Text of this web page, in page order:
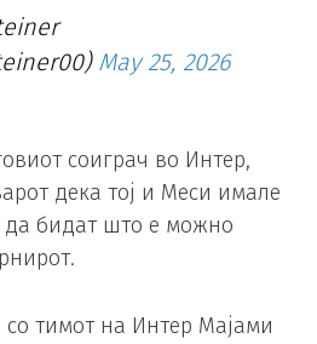
May 25, 2026
соиграч во Интер,
дека тој и Меси имале
да бидат што е можно
со тимот на Интер Мајами